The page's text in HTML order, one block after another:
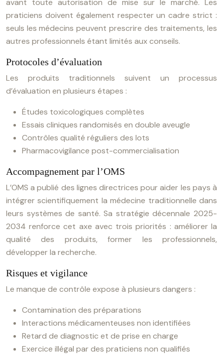
avant toute autorisation de mise sur le marché. Les
praticiens doivent également respecter un cadre strict :
seuls les médecins peuvent prescrire des traitements, les
autres professionnels étant limités aux conseils.
Protocoles d’évaluation
Les produits traditionnels suivent un processus
d’évaluation en plusieurs étapes :
Études toxicologiques complètes
Essais cliniques randomisés en double aveugle
Contrôles qualité réguliers des lots
Pharmacovigilance post-commercialisation
Accompagnement par l’OMS
L’OMS a publié des lignes directrices pour aider les pays à
intégrer scientifiquement la médecine traditionnelle dans
leurs systèmes de santé. Sa stratégie décennale 2025-
2034 renforce cet axe avec trois priorités : améliorer la
qualité des produits, former les professionnels,
développer la recherche.
Risques et vigilance
Le manque de contrôle expose à plusieurs dangers :
Contamination des préparations
Interactions médicamenteuses non identifiées
Retard de diagnostic et de prise en charge
Exercice illégal par des praticiens non qualifiés